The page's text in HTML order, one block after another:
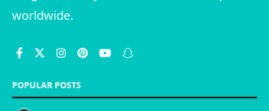
worldwide.
POPULAR POSTS